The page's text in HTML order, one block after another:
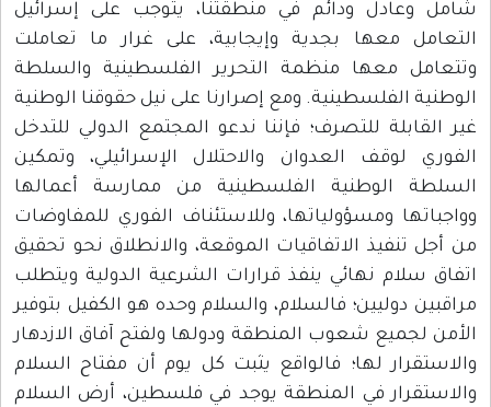
شامل وعادل ودائم في منطقتنا، يتوجب على إسرائيل
التعامل معها بجدية وإيجابية، على غرار ما تعاملت
وتتعامل معها منظمة التحرير الفلسطينية والسلطة
الوطنية الفلسطينية. ومع إصرارنا على نيل حقوقنا الوطنية
غير القابلة للتصرف؛ فإننا ندعو المجتمع الدولي للتدخل
الفوري لوقف العدوان والاحتلال الإسرائيلي، وتمكين
السلطة الوطنية الفلسطينية من ممارسة أعمالها
وواجباتها ومسؤولياتها، وللاستئناف الفوري للمفاوضات
من أجل تنفيذ الاتفاقيات الموقعة، والانطلاق نحو تحقيق
اتفاق سلام نهائي ينفذ قرارات الشرعية الدولية ويتطلب
مراقبين دوليين؛ فالسلام، والسلام وحده هو الكفيل بتوفير
الأمن لجميع شعوب المنطقة ودولها ولفتح آفاق الازدهار
والاستقرار لها؛ فالواقع يثبت كل يوم أن مفتاح السلام
والاستقرار في المنطقة يوجد في فلسطين، أرض السلام